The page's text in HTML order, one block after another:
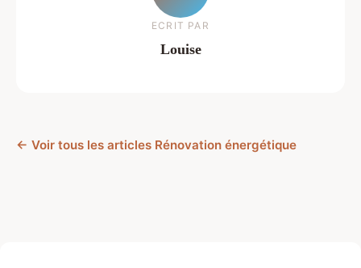
ECRIT PAR
Louise
← Voir tous les articles Rénovation énergétique